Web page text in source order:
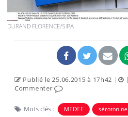
DURAND FLORENCE/SIPA
Publié le 25.06.2015 à 17h42 | |
Commenter
Mots clés : MEDEF sérotonine